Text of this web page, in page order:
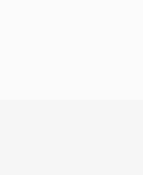
thứ ba bao
lời